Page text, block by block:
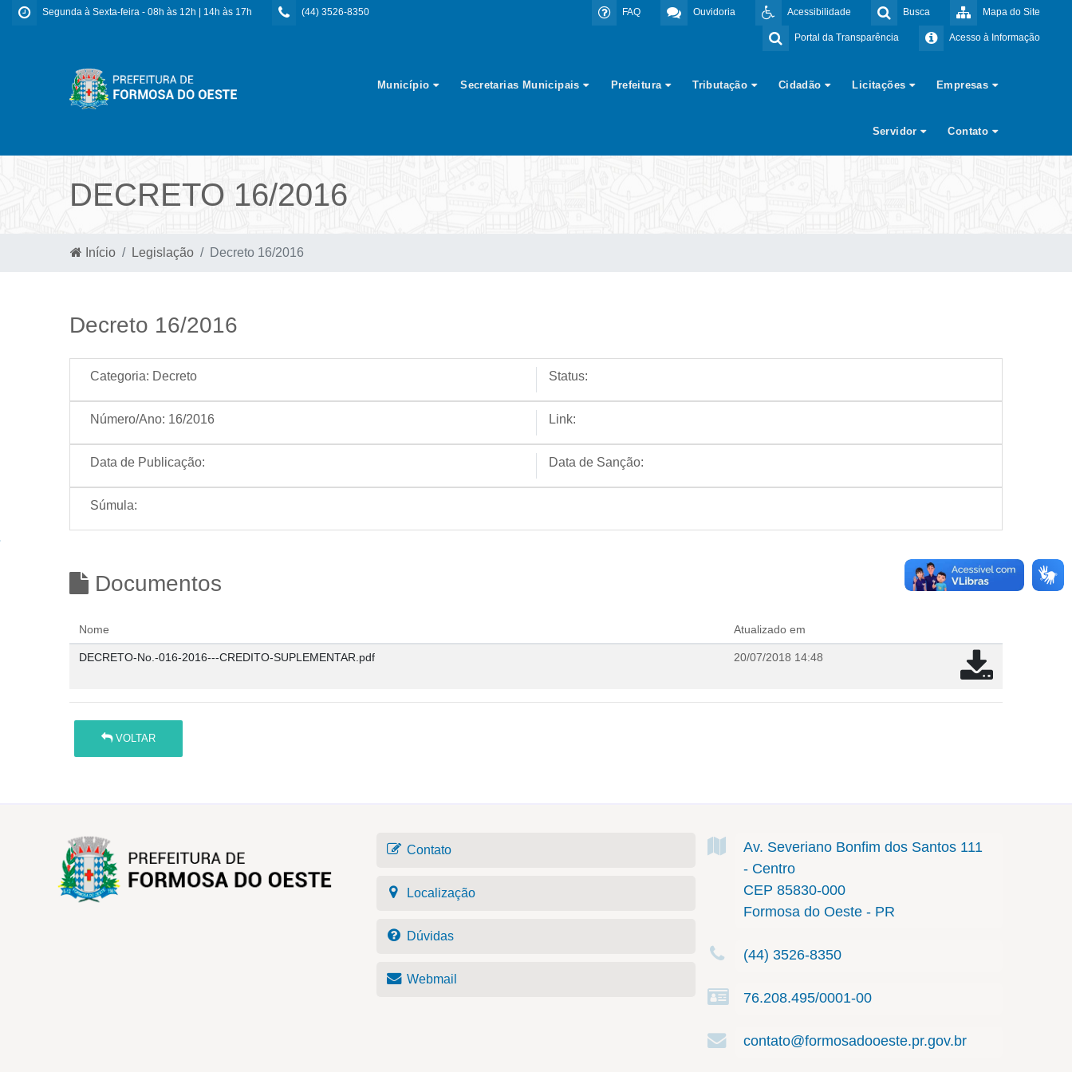
Segunda à Sexta-feira - 08h às 12h | 14h às 17h (44) 3526-8350 Mapa do Site
Busca
Acessibilidade
Ouvidoria
FAQ
Acesso à Informação
Portal da Transparência
Município Secretarias Municipais Prefeitura Tributação Cidadão Licitações Empresas
Servidor Contato
DECRETO 16/2016
Início Legislação Decreto 16/2016
Decreto 16/2016
Categoria: Decreto Status:
Número/Ano: 16/2016 Link:
Data de Publicação: Data de Sanção:
Súmula:
Documentos
Nome Atualizado em
DECRETO-No.-016-2016---CREDITO-SUPLEMENTAR.pdf 20/07/2018 14:48
VOLTAR
Contato
Localização
Dúvidas
Webmail
Av. Severiano Bonfim dos Santos 111
- Centro
CEP 85830-000
Formosa do Oeste - PR
(44) 3526-8350
76.208.495/0001-00
contato@formosadooeste.pr.gov.br